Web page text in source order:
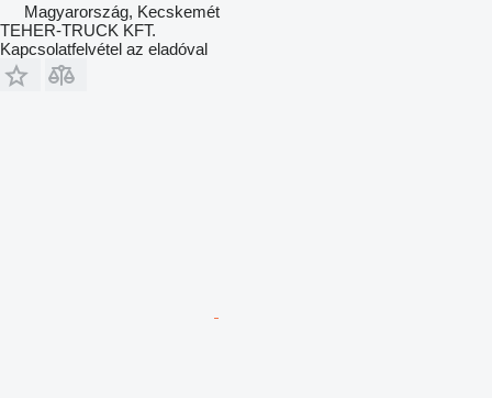
Magyarország, Kecskemét
TEHER-TRUCK KFT.
Kapcsolatfelvétel az eladóval